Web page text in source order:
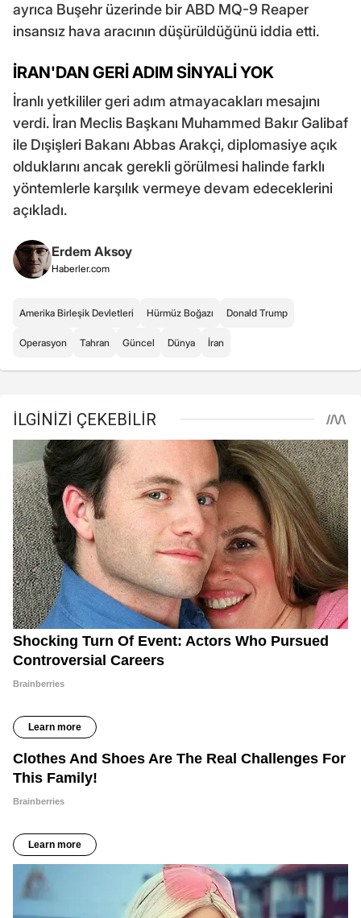
ayrıca Buşehr üzerinde bir ABD MQ-9 Reaper
insansız hava aracının düşürüldüğünü iddia etti.
İRAN'DAN GERİ ADIM SİNYALİ YOK
İranlı yetkililer geri adım atmayacakları mesajını
verdi. İran Meclis Başkanı Muhammed Bakır Galibaf
ile Dışişleri Bakanı Abbas Arakçi, diplomasiye açık
olduklarını ancak gerekli görülmesi halinde farklı
yöntemlerle karşılık vermeye devam edeceklerini
açıkladı.
Erdem Aksoy
Haberler.com
Amerika Birleşik Devletleri Hürmüz Boğazı Donald Trump
Operasyon Tahran Güncel Dünya İran